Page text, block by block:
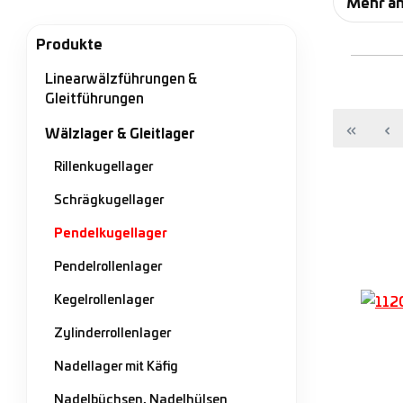
Produkte
Linearwälzführungen &
Gleitführungen
Wälzlager & Gleitlager
Rillenkugellager
Schrägkugellager
Pendelkugellager
Pendelrollenlager
Kegelrollenlager
Zylinderrollenlager
Nadellager mit Käfig
Nadelbüchsen, Nadelhülsen
Dieser